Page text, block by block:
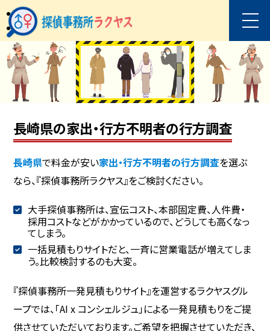
長崎県の家出・行方不明者の行方調査
長崎県で料金が安い家出・行方不明者の行方調査を選ぶ
なら、『探偵事務所ラクヤス』をご検討ください。
大手探偵事務所は、宣伝コスト、本部固定費、人件費・
採用コストなどがかかっているので、どうしても高くなっ
てしまう。
一括見積もりサイトだと、一斉に営業電話が増えてしま
う。比較検討するのも大変。
『探偵事務所一発見積もりサイト』を運営するラクヤスグル
ープでは、「AI x コンシェルジュ」による一発見積もりをご提
供させていただいております。ご希望を把握させていただき、